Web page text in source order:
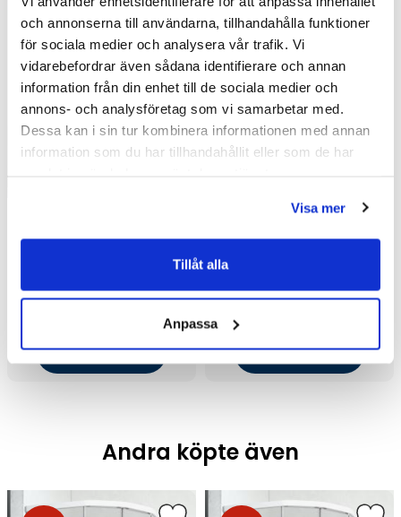
och annonserna till användarna, tillhandahålla funktioner
för sociala medier och analysera vår trafik. Vi
vidarebefordrar även sådana identifierare och annan
information från din enhet till de sociala medier och
annons- och analysföretag som vi samarbetar med.
Dessa kan i sin tur kombinera informationen med annan
information som du har tillhandahållit eller som de har
Visa mer
Tillåt alla
Anpassa
Macro Design Duschkabin
Blandare (71x91
Höger/Klarglas med Vit
19 253 kr/st
Välj ...
Macro Design Duschkabin
Blandare (81x81/Klarglas
med Vit bakvägg/Matt)
19 253 kr/st
Välj ...
Andra köpte även